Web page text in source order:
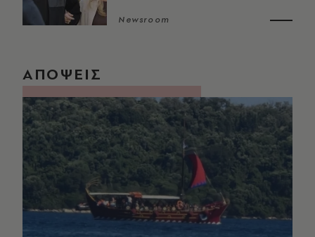
Newsroom
ΑΠΟΨΕΙΣ